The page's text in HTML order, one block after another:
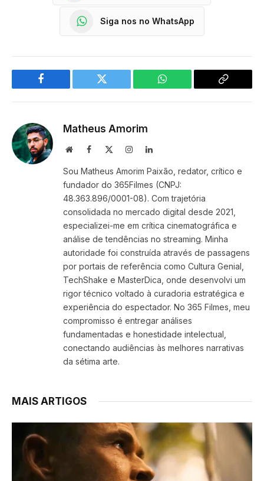
Siga nos no WhatsApp
Facebook Twitter WhatsApp
Copy
Matheus Amorim
WebsiteFacebook InstagramLinkedIn
Sou Matheus Amorim Paixão, redator, crítico e
fundador do 365Filmes (CNPJ:
48.363.896/0001-08). Com trajetória
consolidada no mercado digital desde 2021,
especializei-me em crítica cinematográfica e
análise de tendências no streaming. Minha
autoridade foi construída através de passagens
por portais de referência como Cultura Genial,
TechShake e MasterDica, onde desenvolvi um
rigor técnico voltado à curadoria estratégica e
experiência do espectador. No 365 Filmes, meu
compromisso é entregar análises
fundamentadas e honestidade intelectual,
conectando audiências às melhores narrativas
da sétima arte.
MAIS ARTIGOS